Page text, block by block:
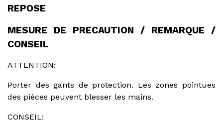
REPOSE
MESURE DE PRECAUTION / REMARQUE /
CONSEIL
ATTENTION:
Porter des gants de protection. Les zones pointues
des pièces peuvent blesser les mains.
CONSEIL: